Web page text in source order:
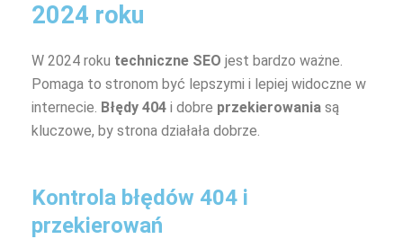
2024 roku
W 2024 roku techniczne SEO jest bardzo ważne.
Pomaga to stronom być lepszymi i lepiej widoczne w
internecie. Błędy 404i dobre przekierowaniasą
kluczowe, by strona działała dobrze.
Kontrola błędów 404 i
przekierowań